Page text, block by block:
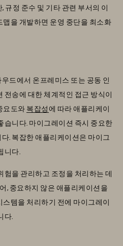
규정 준수 및 기타 관련 부서의 이
을 개발하면 운영 중단을 최소화
드에서 온프레미스 또는 공동 인
전송에 대한 체계적인 접근 방식이
요도와 복잡성에 따라 애플리케이
습니다. 마이그레이션 즉시 중요한
. 복잡한 애플리케이션은 마이그
니다.
험을 관리하고 조정을 처리하는 데
, 중요하지 않은 애플리케이션을
템을 처리하기 전에 마이그레이
다.